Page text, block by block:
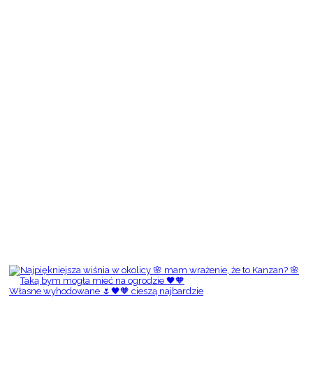
Własne wyhodowane 🌷🖤🧡 cieszą najbardzie